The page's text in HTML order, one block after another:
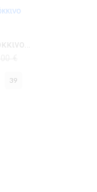
TATOO 4110 Κόκκινο Δέρμα
39